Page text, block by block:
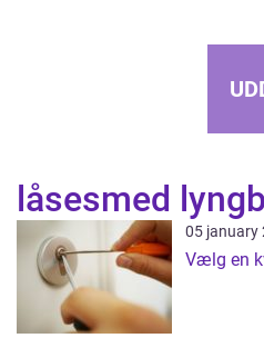
låsesmed
05 january
Vælg en